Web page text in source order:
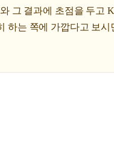
그 결과에 초점을 두고
하는 쪽에 가깝다고 보시